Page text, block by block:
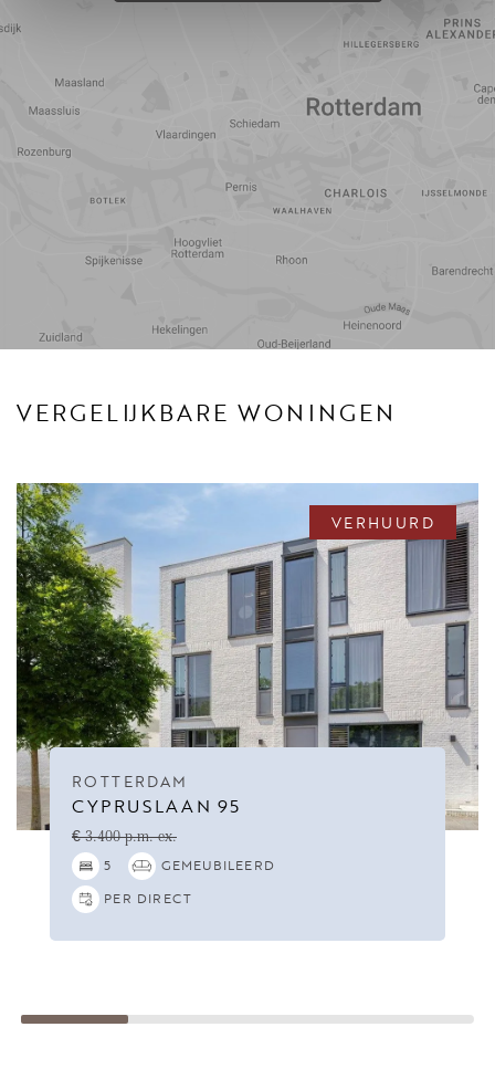
Voorzieningen
VERGELIJKBARE WONINGEN
VERHUURD
ROTTERDAM
CYPRUSLAAN 95
€ 3.400 p.m. ex.
5
GEMEUBILEERD
PER DIRECT